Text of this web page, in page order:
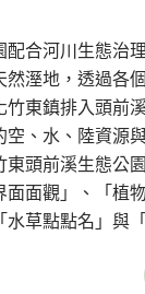
配合河川生態治
然溼地，透過各
竹東鎮排入頭前
空、水、陸資源
東頭前溪生態公
面面觀」、「植
水草點點名」與